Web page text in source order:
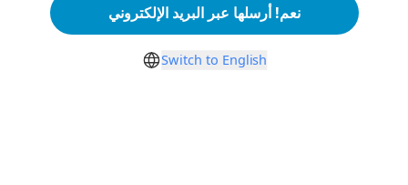
نعم! أرسلها عبر البريد الإلكتروني
Switch to English